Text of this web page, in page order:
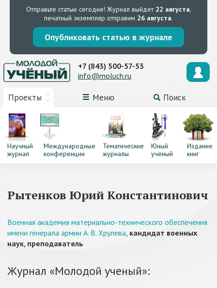
Отправьте статью сегодня! Журнал выйдет 22 августа,
печатный экземпляр отправим 26 августа.
Опубликовать статью в журнале
Проекты Меню Поиск
+7 (843) 500-57-53
info@moluch.ru
Научный
журнал
Международные
конференции
Тематические
журналы
Юный
ученый
Издание
книг
Рытенков Юрий Константинович
Военная академия материально-технического обеспечения
имени генерала армии А. В. Хрулева, кандидат военных
наук, преподаватель
Журнал «Молодой ученый»: